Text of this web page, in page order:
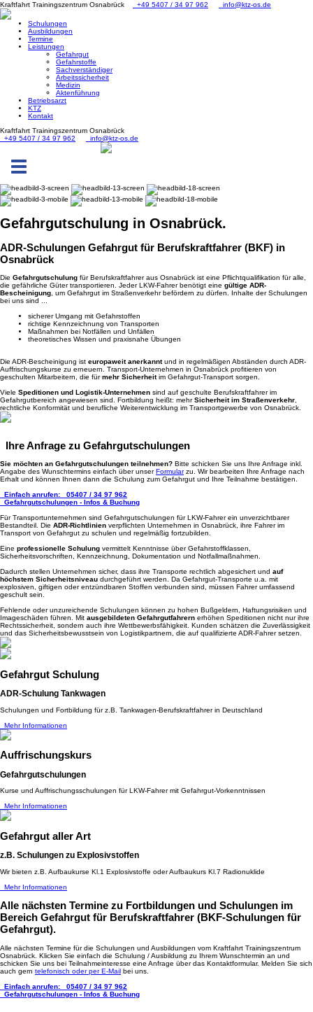
Kraftfahrt Trainingszentrum Osnabrück +49 5407 / 34 97 962 info@ktz-os.de
Schulungen
Ausbildungen
Termine
Leistungen
Gefahrgut
Gefahrstoffe
Sachverständiger
Arbeitssicherheit
Medizin
Aktenführung
Betriebsarzt
KTZ
Kontakt
Kraftfahrt Trainingszentrum Osnabrück
+49 5407 / 34 97 962
info@ktz-os.de
Toggle
navigation
Gefahrgutschulung in Osnabrück.
ADR-Schulungen Gefahrgut für Berufskraftfahrer (BKF) in
Osnabrück
Die Gefahrgutschulung für Berufskraftfahrer aus Osnabrück ist eine Pflichtqualifikation für alle,
die gefährliche Güter transportieren. Jeder LKW-Fahrer benötigt eine gültige ADR-
Bescheinigung, um Gefahrgut im Straßenverkehr befördern zu dürfen. Inhalte der Schulungen
bei uns sind ...
sicherer Umgang mit Gefahrstoffen
richtige Kennzeichnung von Transporten
Maßnahmen bei Notfällen und Unfällen
theoretisches Wissen und praxisnahe Übungen
Die ADR-Bescheinigung ist europaweit anerkanntund in regelmäßigen Abständen durch ADR-
Auffrischungskurse zu erneuern. Transport-Unternehmen in Osnabrück profitieren von
geschulten Mitarbeitern, die fürmehr Sicherheitim Gefahrgut-Transport sorgen.
Viele Speditionen und Logistik-Unternehmen sind auf geschulte Berufskraftfahrer im
Gefahrgutbereich angewiesen sind. Fortbildung heißt: mehrSicherheit im Straßenverkehr,
rechtliche Konformität und berufliche Weiterentwicklung im Transportgewerbe von Osnabrück.
Ihre Anfrage zu Gefahrgutschulungen
Sie möchten an Gefahrgutschulungen teilnehmen? Bitte schicken Sie uns Ihre Anfrage inkl.
Angabe des Wunschtermins einfach über unserFormularzu. Wir bearbeiten Ihre Anfrage nach
Erhalt und können Ihnen dann die Schulung zum Gefahrgut und Ihre Teilnahme bestätigen.
Einfach anrufen:
05407 / 34 97 962
Gefahrgutschulungen - Infos & Buchung
Für Transportunternehmen sind Gefahrgutschulungen für LKW-Fahrer ein unverzichtbarer
Bestandteil. Die ADR-Richtlinien verpflichten Unternehmen in Osnabrück, ihre Fahrer im
Transport von Gefahrgut zu schulen und regelmäßig fortzubilden.
Eine professionelle Schulung vermittelt Kenntnisse über Gefahrstoffklassen,
Sicherheitsvorschriften, Kennzeichnung, Dokumentation und Notfallmaßnahmen.
Dadurch stellen Unternehmen sicher, dass ihre Transporte rechtlich abgesichert und auf
höchstem Sicherheitsniveau durchgeführt werden. Da Gefahrgut-Transporte u.a. mit
explosiven, giftigen oder entzündbaren Stoffen verbunden sind, müssen Fahrer umfassend
geschult sein.
Fehlende oder unzureichende Schulungen können zu hohen Bußgeldern, Haftungsrisiken und
Imageschäden führen. Mit ausgebildeten Gefahrgutfahrern erhöhen Speditionen nicht nur ihre
Rechtssicherheit, sondern auch ihre Wettbewerbsfähigkeit. Kunden schätzen die Zuverlässigkeit
und das Sicherheitsbewusstsein von Logistikpartnern, die auf qualifizierte ADR-Fahrer setzen.
Gefahrgut Schulung
ADR-Schulung Tankwagen
Schulungen und Fortbildung für z.B. Tankwagen-Berufskraftfahrer in Deutschland
Mehr Informationen
Auffrischungskurs
Gefahrgutschulungen
Kurse und Auffrischungsschulungen für LKW-Fahrer mit Gefahrgut-Vorkenntnissen
Mehr Informationen
Gefahrgut aller Art
z.B. Schulungen zu Explosivstoffen
Wir bieten z.B. Aufbaukurse Kl.1 Explosivstoffe oder Aufbaukurs Kl.7 Radionuklide
Mehr Informationen
Alle nächsten Termine zu Fortbildungen und Schulungen im
Bereich Gefahrgut für Berufskraftfahrer (BKF-Schulungen für
Gefahrgut).
Alle nächsten Termine für die Schulungen und Ausbildungen vom Kraftfahrt Trainingszentrum
Osnabrück. Klicken Sie einfach die Schulung / Ausbildung zu Ihrem Wunschtermin an und
schicken Sie uns bei Teilnahmeinteresse eine Anfrage über das Kontaktformular. Melden Sie sich
auch gern telefonisch oder per E-Mail bei uns.
Einfach anrufen:
05407 / 34 97 962
Gefahrgutschulungen - Infos & Buchung